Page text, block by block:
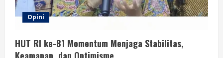
Opini
HUT RI ke-81 Momentum Menjaga Stabilitas,